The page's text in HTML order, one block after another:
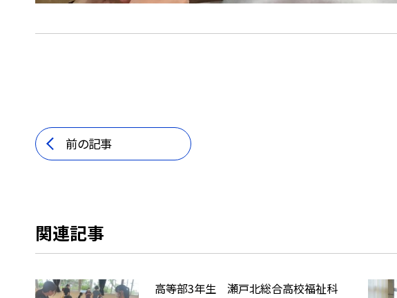
前の記事
関連記事
高等部3年生 瀬戸北総合高校福祉科